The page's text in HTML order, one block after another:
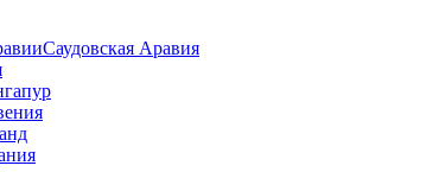
Саудовская Аравия